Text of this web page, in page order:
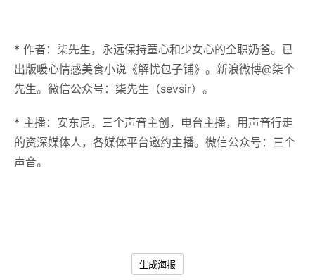
* 作者：柒先生，永远保持童心和少女心的全职奶爸。已
出版暖心情感美食小说《解忧包子铺》。新浪微博@柒个
先生。微信公众号：柒先生（sevsir）。
* 主播： 安东尼，三个声音主创，电台主播，用声音行走
的资深媒体人，各媒体平台邀约主播。微信公众号：三个
声音。
生成海报